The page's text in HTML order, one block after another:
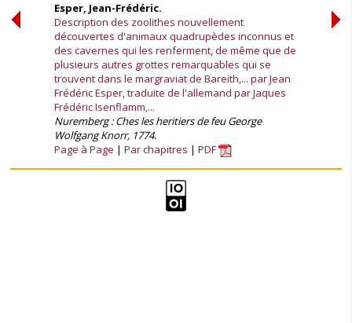
Esper, Jean-Frédéric.
Description des zoolithes nouvellement
découvertes d'animaux quadrupèdes inconnus et
des cavernes qui les renferment, de même que de
plusieurs autres grottes remarquables qui se
trouvent dans le margraviat de Bareith,... par Jean
Frédéric Esper, traduite de l'allemand par Jaques
Frédéric Isenflamm,...
Nuremberg : Ches les heritiers de feu George
Wolfgang Knorr, 1774.
Page à Page
Par chapitres PDF